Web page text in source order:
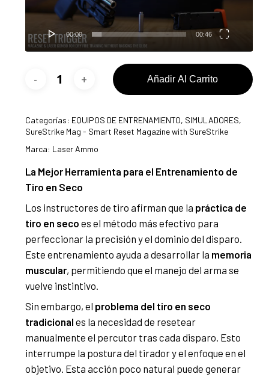
00:00 00:46
Añadir Al Carrito
Categorías: EQUIPOS DE ENTRENAMIENTO, SIMULADORES,
SureStrike Mag - Smart Reset Magazine with SureStrike
Marca: Laser Ammo
La Mejor Herramienta para el Entrenamiento de
Tiro en Seco
Los instructores de tiro afirman que la práctica de
tiro en seco es el método más efectivo para
perfeccionar la precisión y el dominio del disparo.
Este entrenamiento ayuda a desarrollar la memoria
muscular, permitiendo que el manejo del arma se
vuelve instintivo.
Sin embargo, el problema del tiro en seco
tradicional es la necesidad de resetear
manualmente el percutor tras cada disparo. Esto
interrumpe la postura del tirador y el enfoque en el
objetivo. Esta acción poco natural puede generar